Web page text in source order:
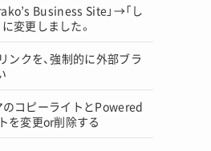
Business Site」→「し
変更しました。
ンクを、強制的に外部ブラ
コピーライトとPowered
を変更or削除する